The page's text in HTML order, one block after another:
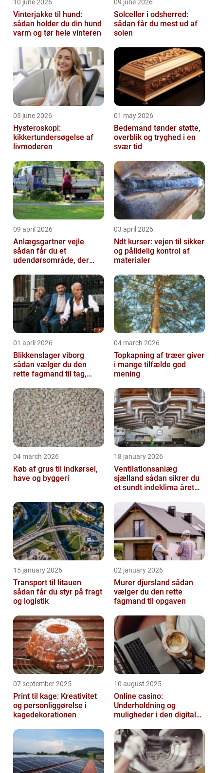
10 june 2026
Vinterjakke til hund:
sådan holder du din hund
varm og tør hele vinteren
09 june 2026
Solceller i odsherred:
sådan får du mest ud af
solen
03 june 2026
Hysteroskopi:
kikkertundersøgelse af
livmoderen
01 may 2026
Bedemand tønder støtte,
overblik og tryghed i en
svær tid
09 april 2026
Anlægsgartner vejle
sådan får du et
udendørsområde, der
03 april 2026
Ndt kurser: vejen til sikker
og pålidelig kontrol af
materialer
01 april 2026
Blikkenslager viborg
sådan vælger du den
rette fagmand til tag,
04 march 2026
Topkapning af træer giver
i mange tilfælde god
mening
04 march 2026
Køb af grus til indkørsel,
have og byggeri
18 january 2026
Ventilationsanlæg
sjælland sådan sikrer du
et sundt indeklima året
15 january 2026
Transport til litauen
sådan får du styr på fragt
og logistik
02 january 2026
Murer djursland sådan
vælger du den rette
fagmand til opgaven
07 september 2025
Print til kage: Kreativitet
og personliggørelse i
kagedekorationen
10 august 2025
Online casino:
Underholdning og
muligheder i den digitale